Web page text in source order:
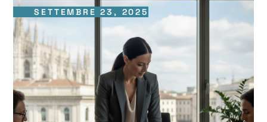
SETTEMBRE 23, 2025